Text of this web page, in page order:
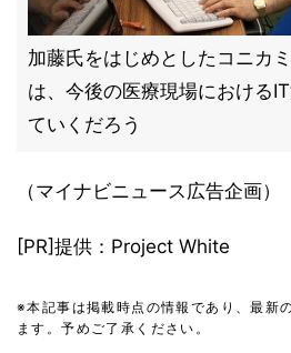
加藤氏をはじめとしたコニカ
は、今後の医療現場における
ていくだろう
（マイナビニュース広告企画）
[PR]提供：Project White
※本記事は掲載時点の情報であり、最新
ます。予めご了承ください。